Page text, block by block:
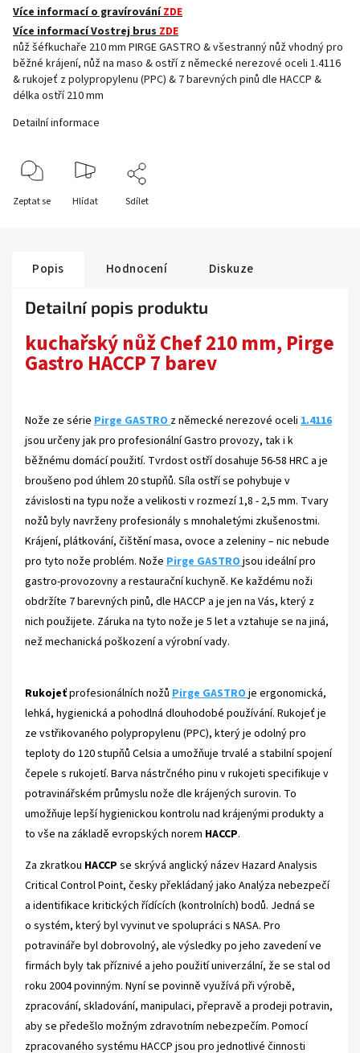
Více informací o gravírováníZDE
Více informací Vostrej brusZDE
nůž šéfkuchaře 210 mm PIRGE GASTRO & všestranný nůž vhodný pro
běžné krájení, nůž na maso & ostří z německé nerezové oceli 1.4116
& rukojeť z polypropylenu (PPC) & 7 barevných pinů dle HACCP &
délka ostří 210 mm
Detailní informace
Zeptat se Hlídat Sdílet
Popis Hodnocení Diskuze
Detailní popis produktu
kuchařský nůž Chef 210 mm, Pirge
Gastro HACCP 7 barev
Nože ze série Pirge GASTRO z německé nerezové oceli 1.4116
jsou určeny jak pro profesionální Gastro provozy, tak i k
běžnému domácí použití. Tvrdost ostří dosahuje 56-58 HRC a je
broušeno pod úhlem 20 stupňů. Síla ostří se pohybuje v
závislosti na typu nože a velikosti v rozmezí 1,8 - 2,5 mm. Tvary
nožů byly navrženy profesionály s mnohaletými zkušenostmi.
Krájení, plátkování, čištění masa, ovoce a zeleniny – nic nebude
pro tyto nože problém. Nože Pirge GASTRO jsou ideální pro
gastro-provozovny a restaurační kuchyně. Ke každému noži
obdržíte 7 barevných pinů, dle HACCP a je jen na Vás, který z
nich použijete. Záruka na tyto nože je 5 let a vztahuje se na jiná,
než mechanická poškození a výrobní vady.
Rukojeťprofesionálních nožů Pirge GASTRO je ergonomická,
lehká, hygienická a pohodlná dlouhodobé používání. Rukojeť je
ze vstřikovaného polypropylenu (PPC), který je odolný pro
teploty do 120 stupňů Celsia a umožňuje trvalé a stabilní spojení
čepele s rukojetí. Barva nástrčného pinu v rukojeti specifikuje v
potravinářském průmyslu nože dle krájených surovin. To
umožňuje lepší hygienickou kontrolu nad krájenými produkty a
to vše na základě evropských norem HACCP.
Za zkratkou HACCP se skrývá anglický název Hazard Analysis
Critical Control Point, česky překládaný jako Analýza nebezpečí
a identifikace kritických řídících (kontrolních) bodů. Jedná se
o systém, který byl vyvinut ve spolupráci s NASA. Pro
potravináře byl dobrovolný, ale výsledky po jeho zavedení ve
firmách byly tak příznivé a jeho použití univerzální, že se stal od
roku 2004 povinným. Nyní se povinně využívá při výrobě,
zpracování, skladování, manipulaci, přepravě a prodeji potravin,
aby se předešlo možným zdravotním nebezpečím. Pomocí
zpracovaného systému HACCP jsou pro jednotlivé činnosti